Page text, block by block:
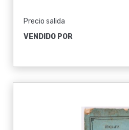
Precio salida
VENDIDO POR